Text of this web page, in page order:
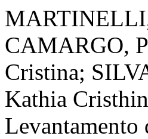
CAMARGO,
Cristina;
Kathia
Levantamento